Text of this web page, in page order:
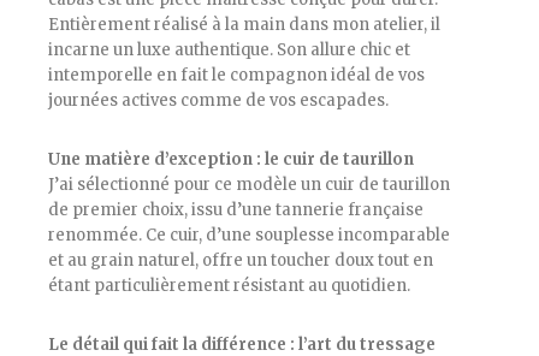
Entièrement réalisé à la main dans mon atelier, il
incarne un luxe authentique. Son allure chic et
intemporelle en fait le compagnon idéal de vos
journées actives comme de vos escapades.
​Une matière d’exception : le cuir de taurillon
J’ai sélectionné pour ce modèle un cuir de taurillon
de premier choix, issu d’une tannerie française
renommée. Ce cuir, d’une souplesse incomparable
et au grain naturel, offre un toucher doux tout en
étant particulièrement résistant au quotidien.
​Le détail qui fait la différence : l’art du tressage